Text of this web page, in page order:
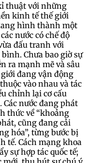
thuật với những
kinh tế thế giới
hình thành một
nước có chế độ
đấu tranh với
Chưa bao giờ sự
ra mạnh mẽ và sâu
đang vận động
vào nhau và tác
chỉnh lại cơ cấu
nước đang phát
thức về “khoảng
cũng đang cải
hóa”, từng bước bị
tế. Cách mạng khoa
sự hợp tác quốc tế;